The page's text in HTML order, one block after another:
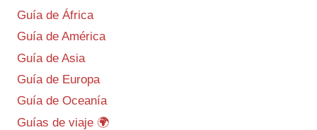
Guía de África
Guía de América
Guía de Asia
Guía de Europa
Guía de Oceanía
Guías de viaje 🌍